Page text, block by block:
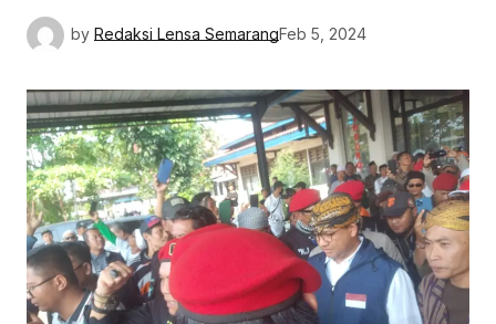
by Redaksi Lensa SemarangFeb 5, 2024